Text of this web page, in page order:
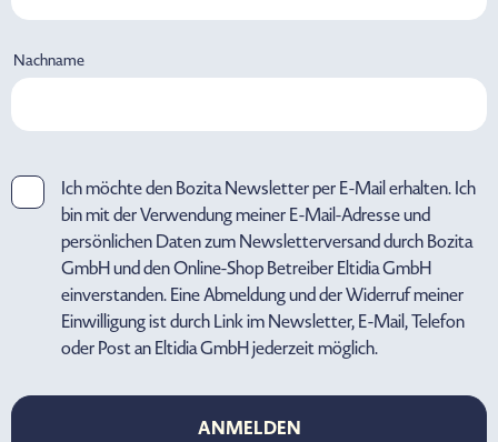
Nachname
Ich möchte den Bozita Newsletter per E-Mail erhalten. Ich
bin mit der Verwendung meiner E-Mail-Adresse und
persönlichen Daten zum Newsletterversand durch Bozita
GmbH und den Online-Shop Betreiber Eltidia GmbH
einverstanden. Eine Abmeldung und der Widerruf meiner
Einwilligung ist durch Link im Newsletter, E-Mail, Telefon
oder Post an Eltidia GmbH jederzeit möglich.
ANMELDEN
ANMELDEN